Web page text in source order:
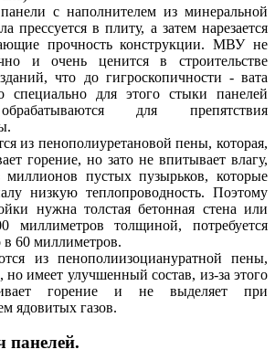
с наполнителем из минеральной
прессуется в плиту, а затем нарезается
прочность конструкции. МВУ не
и очень ценится в строительстве
что до гигроскопичности - вата
специально для этого стыки панелей
для препятствия
из пенополиуретановой пены, которая,
горение, но зато не впитывает влагу,
миллионов пустых пузырьков, которые
низкую теплопроводность. Поэтому
нужна толстая бетонная стена или
толщиной, потребуется
60 миллиметров.
из пенополиизоциануратной пены,
имеет улучшенный состав, из-за этого
горение и не выделяет при
ядовитых газов.
панелей.